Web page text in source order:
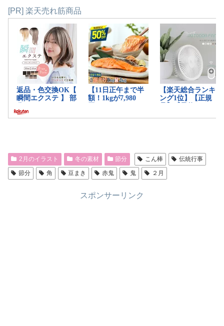
[PR] 楽天売れ筋商品
2月のイラスト 冬の素材 節分 こん棒
伝統行事
節分
角 豆まき 赤鬼 鬼 ２月
スポンサーリンク